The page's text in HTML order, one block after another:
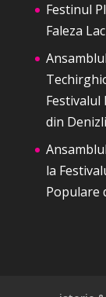
Festinul
Faleza
din Denizli
la
Populare